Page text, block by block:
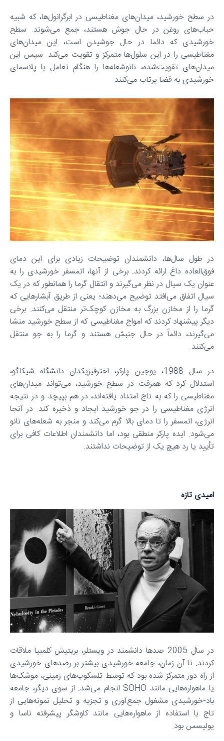
در سطح خورشید، میدان‌های مغناطیسی در ابرگرانول‌ها، که شبیه
حباب‌های روغن در حال جوش هستند، جمع می‌شوند. سطح
خورشیدی که دائما در حال جوشیدن است، این میدان‌های
مغناطیسی را در این سلول‌ها متمرکز و تقویت می‌کند. سپس این
میدان‌های تقویت‌شده، نانوشعله‌ها را هنگام تعامل با پلاسمای
خورشیدی به فضا پرتاب می‌کنند.
در طول سال‌ها، دانشمندان توضیحات زیادی برای این دمای
فوق‌العاده داغ ارائه کردند. برخی از آنها، اتمسفر خورشیدی را به
عنوان یک سیال در نظر می‌گیرند و انتقال گرما را همانطور که در یک
سیال اتفاق می‌افتد توضیح می‌دهند؛ یعنی از طریق آبشارهایی که
گرما را از مخازن بزرگ به مخازن کوچک‌تر منتقل می‌کنند. برخی
دیگر پیشنهاد کردند که امواج مغناطیسی که از سطح خورشید منشا
می‌گیرند، دائماً در حال جنبش هستند و گرما را به جو منتقل
می‌کنند.
در سال 1988، یوجین پارکر، اخترفیزیکدان دانشگاه شیکاگو،
استدلال کرد که همرفت در سطح خورشید، می‌تواند میدان‌های
مغناطیسی را که به تاج امتداد یافته‌اند، در هم بپیچد و در نتیجه
انرژی مغناطیسی را در جو خورشید ایجاد و ذخیره کند. در آنجا
انرژی، اتمسفر را تا دمای بالا گرم می‌کند و منجر به شعله‌های نانو
می‌شود. ایده پارکر منطقی بود، اما دانشمندان اطلاعات کافی برای
تأیید یا رد هیچ یک از توضیحات نداشتند.
امیدی تازه
در سال 2005 صدها دانشمند در ویستلر، بریتیش کلمبیا ملاقات
کردند. تا آن زمان، جامعه خورشیدی بیشتر بر رصدهای خورشیدی
از راه دور متمرکز شده بود که توسط تلسکوپ‌های زمینی، موشک‌ها
یا ماهواره‌هایی مانند SOHO انجام می‌شد. از سوی دیگر، جامعه
باد-خورشیدی مشغول جمع‌آوری و تجزیه و تحلیل نمونه‌هایی از
تاج با استفاده از ماهواره‌هایی مانند کاوشگر پیشرفته ناسا و
یولیسس بود.